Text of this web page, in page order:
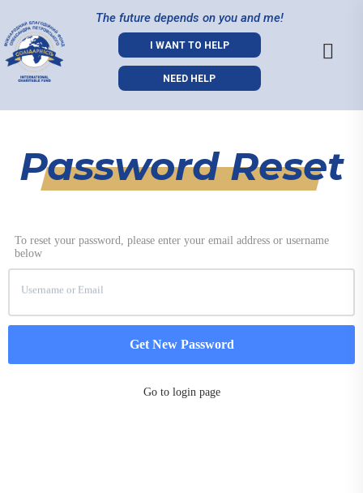
The future depends on you and me!
I WANT TO HELP
NEED HELP
Password Reset
To reset your password, please enter your email address or username
below
Go to login page